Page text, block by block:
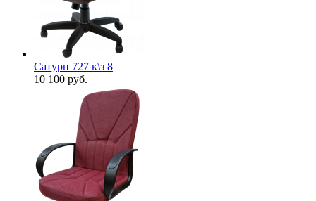
Сатурн 727 к\з 8
10 100 руб.